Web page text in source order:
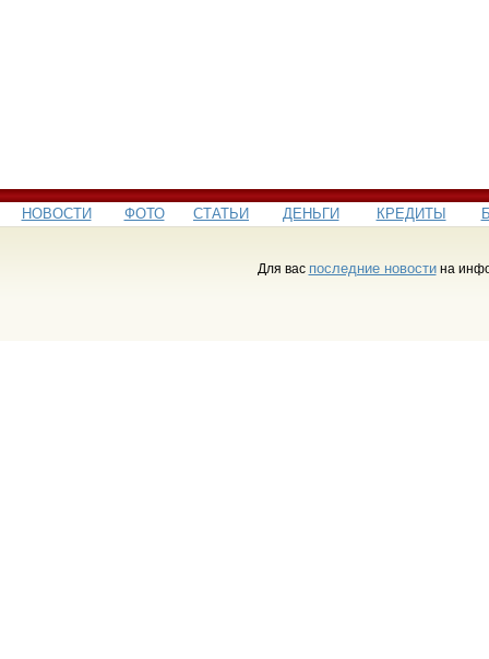
НОВОСТИ ФОТО СТАТЬИ ДЕНЬГИ КРЕДИТЫ
Для вас последние новостина